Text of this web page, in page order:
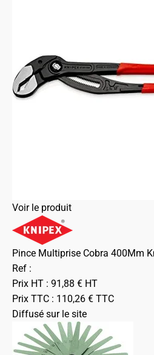
Voir le produit
Pince Multiprise Cobra 400Mm
Ref :
Prix HT : 91,88 € HT
Prix TTC : 110,26 € TTC
Diffusé sur le site